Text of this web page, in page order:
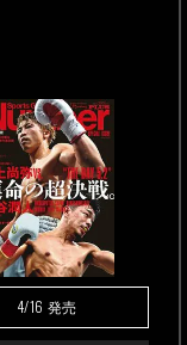
4/16 発売